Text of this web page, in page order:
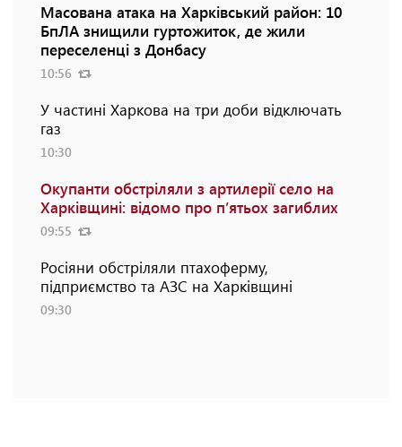
Масована атака на Харківський район: 10
БпЛА знищили гуртожиток, де жили
переселенці з Донбасу
10:56
У частині Харкова на три доби відключать
газ
10:30
Окупанти обстріляли з артилерії село на
Харківщині: відомо про п’ятьох загиблих
09:55
Росіяни обстріляли птахоферму,
підприємство та АЗС на Харківщині
09:30